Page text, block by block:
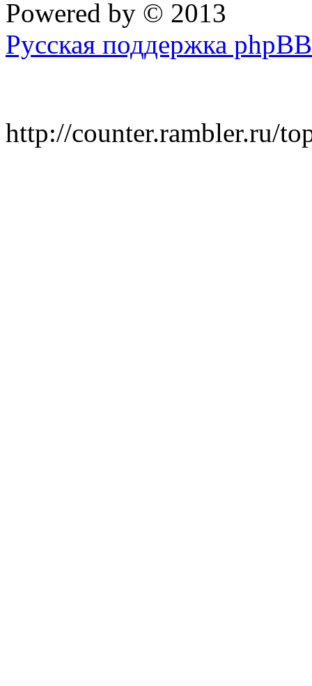
Powered by © 2013
Русская поддержка phpBB
http://counter.rambler.ru/